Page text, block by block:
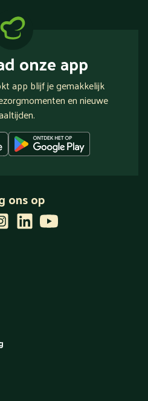
onze app
app blijf je gemakkelijk
en nieuwe
ons op